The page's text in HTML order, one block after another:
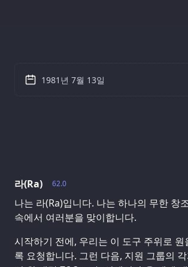
62.0
라(Ra)
나는 라(Ra)입니다. 나는 하나의 무한 창
속에서 여러분을 맞이합니다.
시작하기 전에, 우리는 이 도구 주위로 원
록 요청합니다. 그런 다음, 지원 그룹의
1981년 7월 13일